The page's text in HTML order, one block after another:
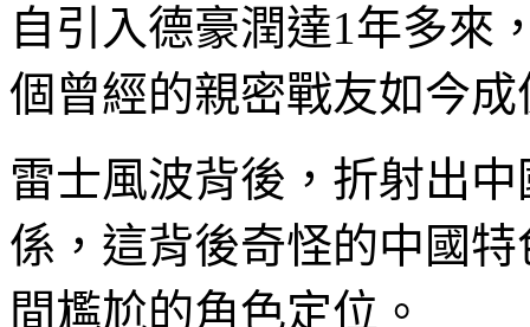
自引入德豪潤達1年多來
個曾經的親密戰友如今
雷士風波背後，折射出
係，這背後奇怪的中國
間尷尬的角色定位。